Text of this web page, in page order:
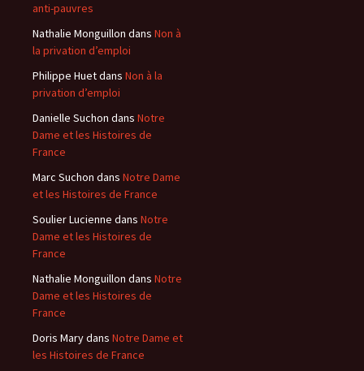
anti-pauvres
Nathalie Monguillon dans Non à
la privation d’emploi
Philippe Huetdans Non à la
privation d’emploi
Danielle Suchon dans Notre
Dame et les Histoires de
France
Marc Suchon dans Notre Dame
et les Histoires de France
Soulier Lucienne dans Notre
Dame et les Histoires de
France
Nathalie Monguillon dans Notre
Dame et les Histoires de
France
Doris Marydans Notre Dame et
les Histoires de France